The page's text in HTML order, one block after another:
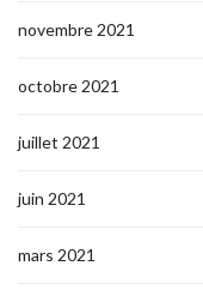
novembre 2021
octobre 2021
juillet 2021
juin 2021
mars 2021